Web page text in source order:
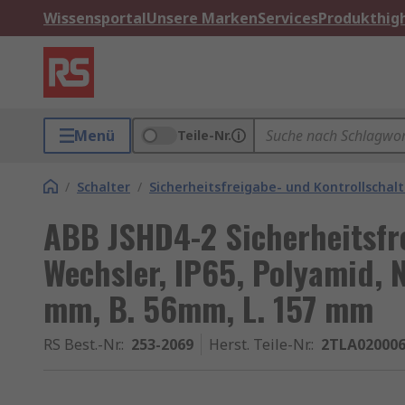
WissensportalUnsere MarkenServices
Menü Teile-Nr.
/ Schalter / Sicherheitsfreigabe- und
ABB JSHD4-2
Wechsler, IP65, Polyamid,
mm, B. 56mm, L. 157 mm
RS Best.-Nr.: 253-2069 Herst. Teile-Nr.: